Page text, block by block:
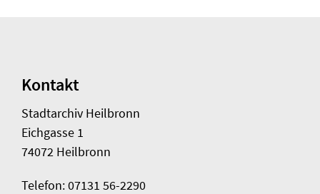
Kontakt
Stadtarchiv Heilbronn
Eichgasse 1
74072 Heilbronn
Telefon: 07131 56-2290